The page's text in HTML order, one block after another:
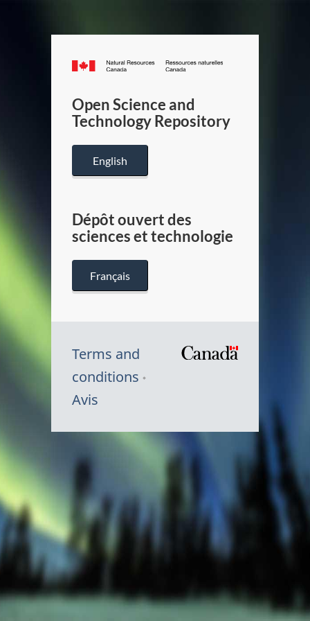
Canada.ca
/
Canada
Open Science and
Technology Repository
English
Dépôt ouvert des
sciences et technologie
Français
Terms and
conditions
Avis
Canada